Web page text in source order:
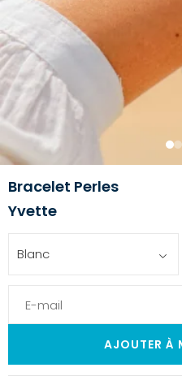
1 2
Bracelet Perles
Yvette
Blanc